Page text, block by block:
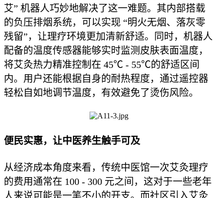
艾” 机器人巧妙地解决了这一难题。其内部搭载
的负压排烟系统，可以实现 “明火无烟、落灰零
残留”，让理疗环境更加清新舒适。同时，机器人
配备的温度传感器能够实时监测皮肤表面温度，
将艾灸热力精准控制在 45℃ - 55℃的舒适区间
内。用户还能根据自身的耐热程度，通过遥控器
轻松自如地调节温度，有效避免了烫伤风险。
便民实惠，让中医养生触手可及
从经济成本角度来看，传统中医馆一次艾灸理疗
的费用通常在 100 - 300 元之间，这对于一些老年
人来说可能是一笔不小的开支。而社区引入艾灸